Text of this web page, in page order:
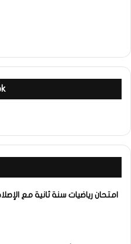
امتحان رياضيات سنة ثانية مع